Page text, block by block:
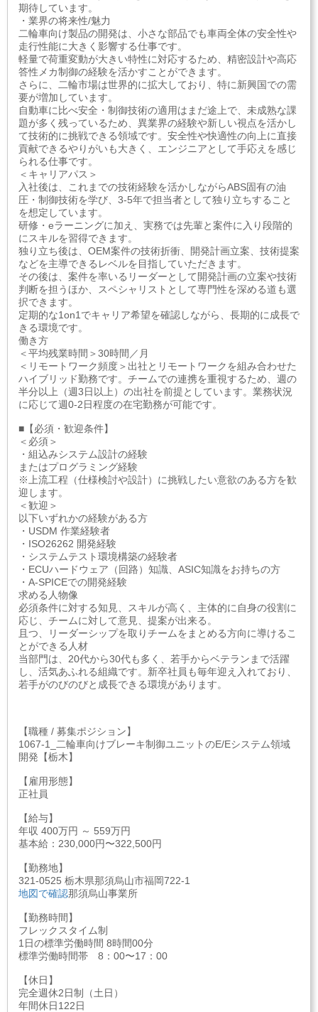
期待しています。
・業界の将来性/魅力
二輪車向け製品の開発は、小さな部品でも車両全体の安全性や
走行性能に大きく影響する仕事です。
軽量で荷重変動が大きい特性に対応するため、精密設計や高応
答性メカ制御の経験を活かすことができます。
さらに、二輪市場は世界的に拡大しており、特に新興国での需
要が増加しています。
自動車に比べ安全・制御技術の適用はまだ途上で、未成熟な課
題が多く残っているため、異業界の経験や新しい視点を活かし
て技術的に挑戦できる領域です。安全性や快適性の向上に直接
貢献できるやりがいも大きく、エンジニアとして手応えを感じ
られる仕事です。
＜キャリアパス＞
入社後は、これまでの技術経験を活かしながらABS固有の油
圧・制御技術を学び、3-5年で担当者として独り立ちすること
を想定しています。
研修・eラーニングに加え、実務では先輩と案件に入り段階的
にスキルを習得できます。
独り立ち後は、OEM案件の技術折衝、開発計画立案、技術提案
などを主導できるレベルを目指していただきます。
その後は、案件を率いるリーダーとして開発計画の立案や技術
判断を担うほか、スペシャリストとして専門性を深める道も選
択できます。
定期的な1on1でキャリア希望を確認しながら、長期的に成長で
きる環境です。
働き方
＜平均残業時間＞30時間／月
＜リモートワーク頻度＞出社とリモートワークを組み合わせた
ハイブリッド勤務です。チームでの連携を重視するため、週の
半分以上（週3日以上）の出社を前提としています。業務状況
に応じて週0-2日程度の在宅勤務が可能です。
■【必須・歓迎条件】
＜必須＞
・組込みシステム設計の経験
またはプログラミング経験
※上流工程（仕様検討や設計）に挑戦したい意欲のある方を歓
迎します。
＜歓迎＞
以下いずれかの経験がある方
・USDM 作業経験者
・ISO26262 開発経験
・システムテスト環境構築の経験者
・ECUハードウェア（回路）知識、ASIC知識をお持ちの方
・A-SPICEでの開発経験
求める人物像
必須条件に対する知見、スキルが高く、主体的に自身の役割に
応じ、チームに対して意見、提案が出来る。
且つ、リーダーシップを取りチームをまとめる方向に導けるこ
とができる人材
当部門は、20代から30代も多く、若手からベテランまで活躍
し、活気あふれる組織です。新卒社員も毎年迎え入れており、
若手がのびのびと成長できる環境があります。
【職種 / 募集ポジション】
1067-1_二輪車向けブレーキ制御ユニットのE/Eシステム領域
開発【栃木】
【雇用形態】
正社員
【給与】
年収 400万円 ～ 559万円
基本給：230,000円〜322,500円
【勤務地】
321-0525 栃木県那須烏山市福岡722-1
地図で確認那須烏山事業所
【勤務時間】
フレックスタイム制
1日の標準労働時間 8時間00分
標準労働時間帯 8：00〜17：00
【休日】
完全週休2日制（土日）
年間休日122日